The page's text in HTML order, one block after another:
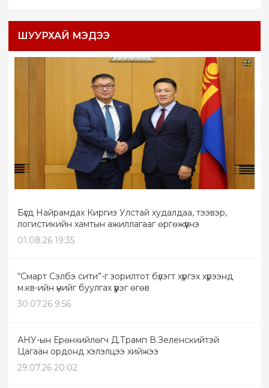
ШУУРХАЙ МЭДЭЭ
Бүгд Найрамдах Киргиз Улстай худалдаа, тээвэр,
логистикийн хамтын ажиллагааг өргөжүүлнэ
01.08.26 19:35
“Смарт Сэлбэ сити”-г зорилтот бүлэгт хүргэх хүрээнд
м.кв-ийн үнийг буулгах үүрэг өгөв
30.07.26 9:56
АНУ-ын Ерөнхийлөгч Д.Трамп В.Зеленскийтэй
Цагаан ордонд хэлэлцээ хийжээ
29.07.26 20:02